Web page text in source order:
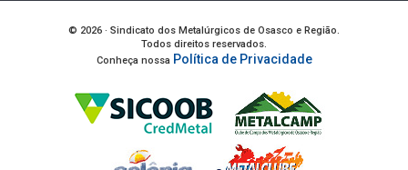
© 2026 · Sindicato dos Metalúrgicos de Osasco e Região.
Todos direitos reservados.
Conheça nossa Política de Privacidade